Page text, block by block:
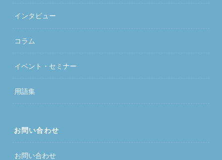
インタビュー
コラム
イベント・セミナー
用語集
お問い合わせ
お問い合わせ